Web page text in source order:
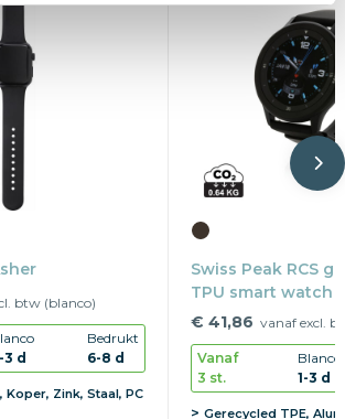
btw (blanco)
3 d
Bedrukt
6-8 d
Koper, Zink, Staal, PC
Swiss Peak RCS
TPU smart watch
€ 41,86 vanaf excl.
Vanaf
3 st.
Blanco
1-3 d
Gerecycled TPE,